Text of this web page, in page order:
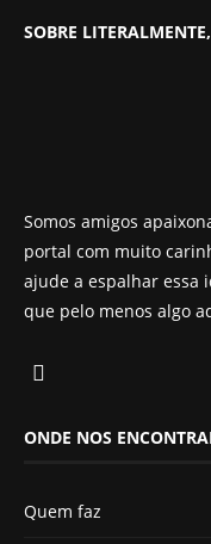
SOBRE
Somos amigos
portal com muito
ajude a espalhar essa
que pelo menos algo
ONDE NOS
Quem faz